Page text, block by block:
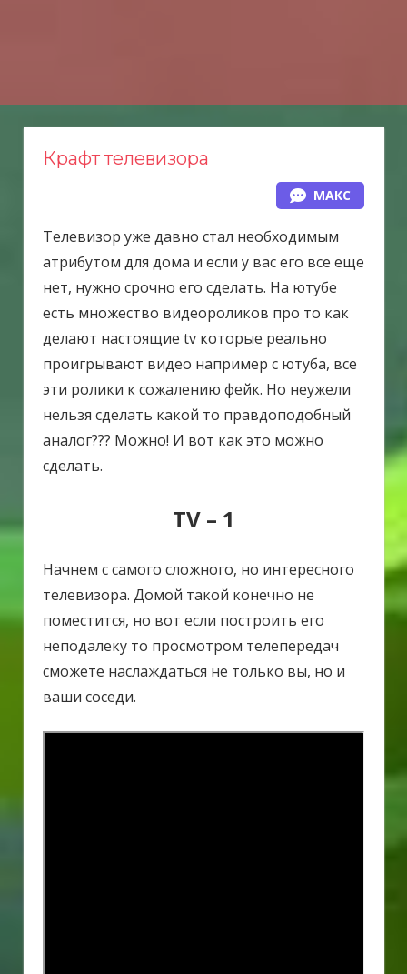
Крафт телевизора
МАКС
Телевизор уже давно стал необходимым
атрибутом для дома и если у вас его все еще
нет, нужно срочно его сделать. На ютубе
есть множество видеороликов про то как
делают настоящие tv которые реально
проигрывают видео например с ютуба, все
эти ролики к сожалению фейк. Но неужели
нельзя сделать какой то правдоподобный
аналог??? Можно! И вот как это можно
сделать.
TV – 1
Начнем с самого сложного, но интересного
телевизора. Домой такой конечно не
поместится, но вот если построить его
неподалеку то просмотром телепередач
сможете наслаждаться не только вы, но и
ваши соседи.